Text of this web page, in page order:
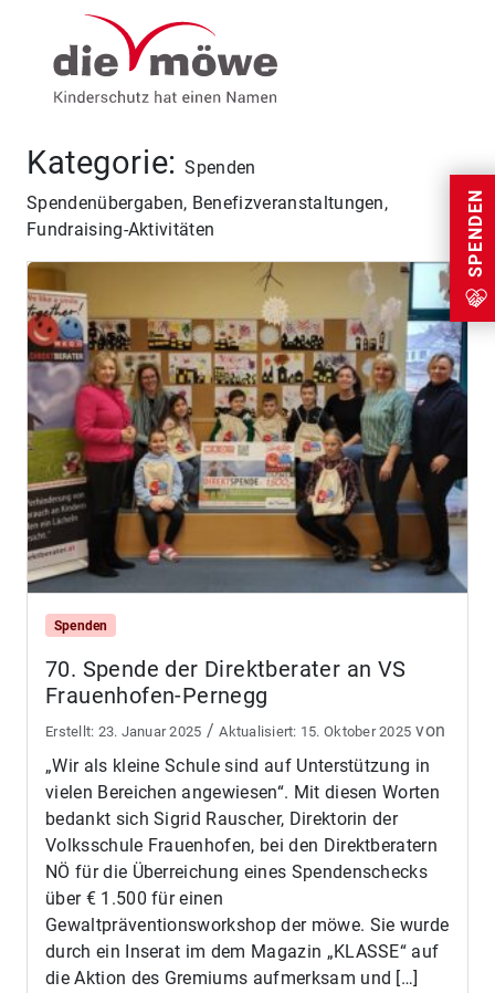
Weiter zum Inhalt
SPENDEN
Kategorie:Spenden
Spendenübergaben, Benefizveranstaltungen,
Fundraising-Aktivitäten
Spenden
70. Spende der Direktberater an VS
Frauenhofen-Pernegg
23. Januar 2025 / 15. Oktober 2025 von
„Wir als kleine Schule sind auf Unterstützung in
vielen Bereichen angewiesen“. Mit diesen Worten
bedankt sich Sigrid Rauscher, Direktorin der
Volksschule Frauenhofen, bei den Direktberatern
NÖ für die Überreichung eines Spendenschecks
über € 1.500 für einen
Gewaltpräventionsworkshop der möwe. Sie wurde
durch ein Inserat im dem Magazin „KLASSE“ auf
die Aktion des Gremiums aufmerksam und […]